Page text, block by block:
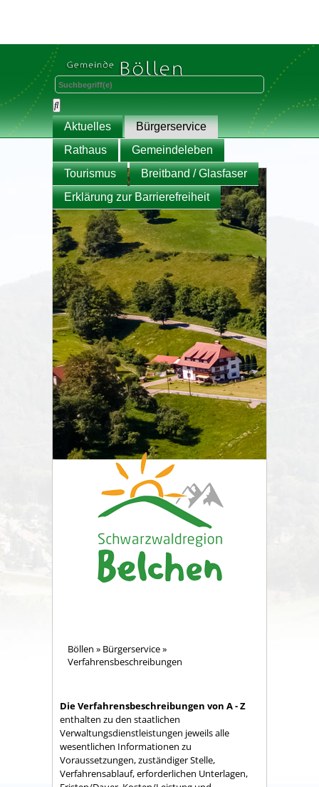
Aktuelles
Bürgerservice
Rathaus
Gemeindeleben
Tourismus
Breitband / Glasfaser
Erklärung zur Barrierefreiheit
Böllen » Bürgerservice»
Verfahrensbeschreibungen
Die Verfahrensbeschreibungen von A - Z
enthalten zu den staatlichen
Verwaltungsdienstleistungen jeweils alle
wesentlichen Informationen zu
Voraussetzungen, zuständiger Stelle,
Verfahrensablauf, erforderlichen Unterlagen,